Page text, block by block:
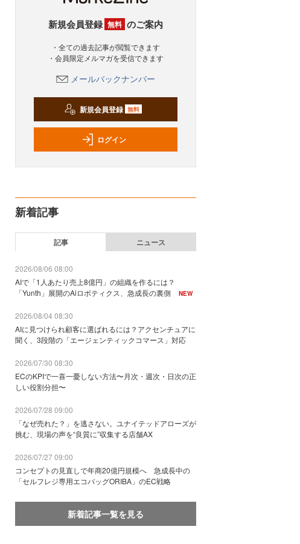
新規会員登録 無料 のご案内
・全ての過去記事が閲覧できます
・会員限定メルマガを受信できます
メールバックナンバー
新規会員登録 無料
ログイン
新着記事
記事 ニュース
2026/08/06 08:00
AIで「1人あたり売上8億円」の組織を作るには？
「Yunth」展開のAiロボティクス、急成長の裏側
NEW
2026/08/04 08:30
AIに見つけられ顧客に選ばれるには？アクセンチュアに
聞く、3段階の「エージェンティックコマース」対応
2026/07/30 08:30
ECのKPIで一喜一憂しない方法〜月次・週次・日次の正
しい役割分担〜
2026/07/28 09:00
「なぜ売れた？」を逃さない。ユナイテッドアローズが
挑む、現場の声を“良質に”収集する店舗AX
2026/07/27 09:00
コンセプトの見直しで年商20億円規模へ 急成長中の
「セルフレジ専用エコバッグORIBA」のEC戦略
新着記事一覧を見る